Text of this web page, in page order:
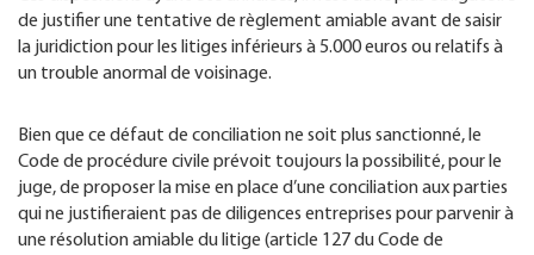
de justifier une tentative de règlement amiable avant de saisir
la juridiction pour les litiges inférieurs à 5.000 euros ou relatifs à
un trouble anormal de voisinage.
Bien que ce défaut de conciliation ne soit plus sanctionné, le
Code de procédure civile prévoit toujours la possibilité, pour le
juge, de proposer la mise en place d’une conciliation aux parties
qui ne justifieraient pas de diligences entreprises pour parvenir à
une résolution amiable du litige (article 127 du Code de